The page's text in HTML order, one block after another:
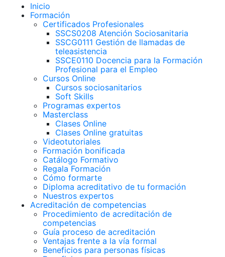
Inicio
Formación
Certificados Profesionales
SSCS0208 Atención Sociosanitaria
SSCG0111 Gestión de llamadas de
teleasistencia
SSCE0110 Docencia para la Formación
Profesional para el Empleo
Cursos Online
Cursos sociosanitarios
Soft Skills
Programas expertos
Masterclass
Clases Online
Clases Online gratuitas
Videotutoriales
Formación bonificada
Catálogo Formativo
Regala Formación
Cómo formarte
Diploma acreditativo de tu formación
Nuestros expertos
Acreditación de competencias
Procedimiento de acreditación de
competencias
Guía proceso de acreditación
Ventajas frente a la vía formal
Beneficios para personas físicas